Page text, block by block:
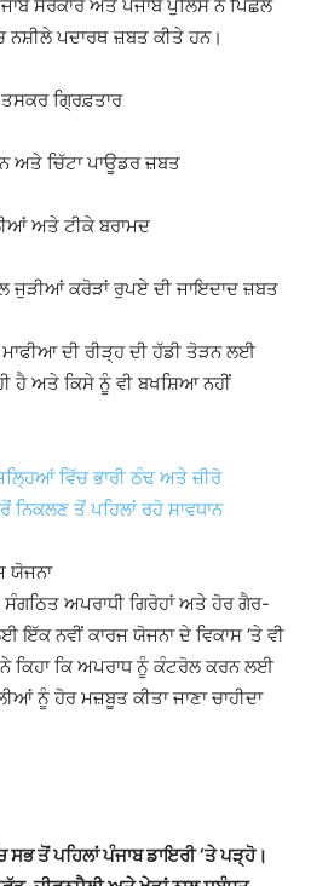
ਸਰਕਾਰ ਅਤੇ ਪੰਜਾਬ ਪੁਲਿਸ ਨੇ ਪਿਛਲੇ
ਨਸ਼ੀਲੇ ਪਦਾਰਥ ਜ਼ਬਤ ਕੀਤੇ ਹਨ।
ਗ੍ਰਿਫ਼ਤਾਰ
ਅਤੇ ਚਿੱਟਾ ਪਾਊਡਰ ਜ਼ਬਤ
ਅਤੇ ਟੀਕੇ ਬਰਾਮਦ
ਜੁੜੀਆਂ ਕਰੋੜਾਂ ਰੁਪਏ ਦੀ ਜਾਇਦਾਦ ਜ਼ਬਤ
ਮਾਫੀਆ ਦੀ ਰੀੜ੍ਹ ਦੀ ਹੱਡੀ ਤੋੜਨ ਲਈ
ਹੈ ਅਤੇ ਕਿਸੇ ਨੂੰ ਵੀ ਬਖਸ਼ਿਆ ਨਹੀਂ
ਵਿੱਚ ਭਾਰੀ ਠੰਢ ਅਤੇ ਜ਼ੀਰੋ
ਨਿਕਲਣ ਤੋਂ ਪਹਿਲਾਂ ਰਹੋ ਸਾਵਧਾਨ
ਯੋਜਨਾ
ਅਪਰਾਧੀ ਗਿਰੋਹਾਂ ਅਤੇ ਹੋਰ ਗੈਰ-
ਇੱਕ ਨਵੀਂ ਕਾਰਜ ਯੋਜਨਾ ਦੇ ਵਿਕਾਸ ‘ਤੇ ਵੀ
ਕਿਹਾ ਕਿ ਅਪਰਾਧ ਨੂੰ ਕੰਟਰੋਲ ਕਰਨ ਲਈ
ਨੂੰ ਹੋਰ ਮਜ਼ਬੂਤ ​​ਕੀਤਾ ਜਾਣਾ ਚਾਹੀਦਾ
ਸਭ ਤੋਂ ਪਹਿਲਾਂ ਪੰਜਾਬ ਡਾਇਰੀ ‘ਤੇ ਪੜ੍ਹੋ।